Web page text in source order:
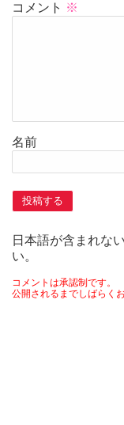
コメント ※
名前
日本語が含まれな
い。
コメントは承認制です。
公開されるまでしばらく